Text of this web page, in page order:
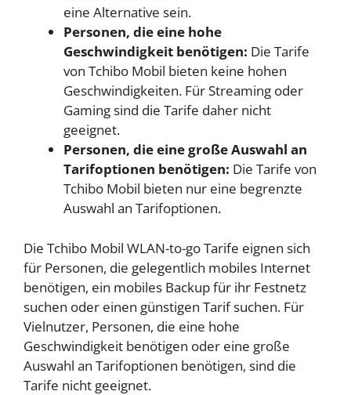
eine Alternative sein.
Personen, die eine hohe
Geschwindigkeit benötigen: Die Tarife
von Tchibo Mobil bieten keine hohen
Geschwindigkeiten. Für Streaming oder
Gaming sind die Tarife daher nicht
geeignet.
Personen, die eine große Auswahl an
Tarifoptionen benötigen: Die Tarife von
Tchibo Mobil bieten nur eine begrenzte
Auswahl an Tarifoptionen.
Die Tchibo Mobil WLAN-to-go Tarife eignen sich
für Personen, die gelegentlich mobiles Internet
benötigen, ein mobiles Backup für ihr Festnetz
suchen oder einen günstigen Tarif suchen. Für
Vielnutzer, Personen, die eine hohe
Geschwindigkeit benötigen oder eine große
Auswahl an Tarifoptionen benötigen, sind die
Tarife nicht geeignet.